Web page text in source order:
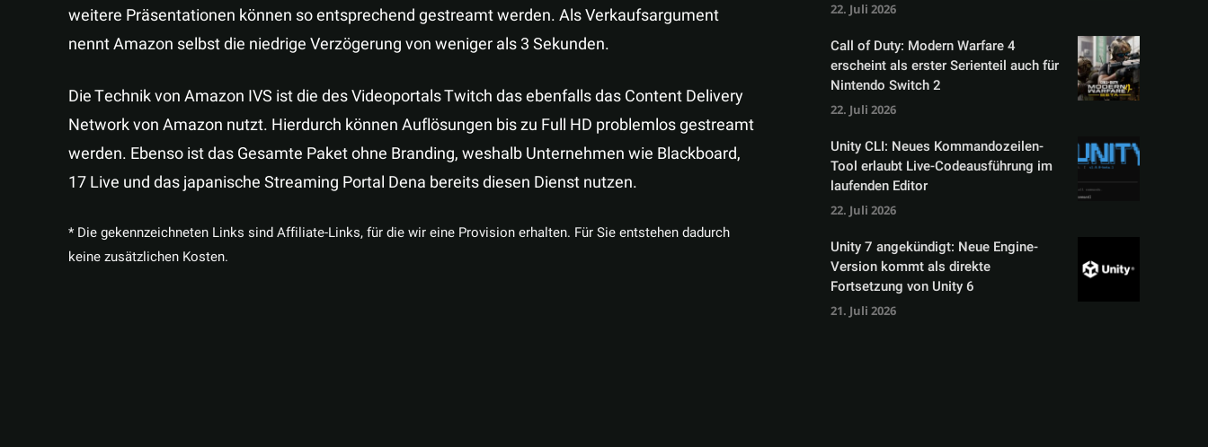
weitere Präsentationen können so entsprechend gestreamt werden. Als Verkaufsargument
nennt Amazon selbst die niedrige Verzögerung von weniger als 3 Sekunden.
Die Technik von Amazon IVS ist die des Videoportals Twitch das ebenfalls das Content Delivery
Network von Amazon nutzt. Hierdurch können Auflösungen bis zu Full HD problemlos gestreamt
werden. Ebenso ist das Gesamte Paket ohne Branding, weshalb Unternehmen wie Blackboard,
17 Live und das japanische Streaming Portal Dena bereits diesen Dienst nutzen.
* Die gekennzeichneten Links sind Affiliate-Links, für die wir eine Provision erhalten. Für Sie entstehen dadurch
keine zusätzlichen Kosten.
22. Juli 2026
Call of Duty: Modern Warfare 4
erscheint als erster Serienteil auch für
Nintendo Switch 2
22. Juli 2026
Unity CLI: Neues Kommandozeilen-
Tool erlaubt Live-Codeausführung im
laufenden Editor
22. Juli 2026
Unity 7 angekündigt: Neue Engine-
Version kommt als direkte
Fortsetzung von Unity 6
21. Juli 2026